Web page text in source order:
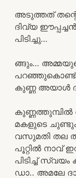
അടുത്തത്
ദിവ്യ
പിടിച്ചു…
ങ്ങും…
പറഞ്ഞുകൊണ്ട്
കുണ്ണ അയാൾ
കുണ്ണത്തുമ്പിൽ
മകളുടെ
വസുമതി തല
പൂറ്റിൽ നാവ്
പിടിച്ച്
ഡാ.. അമലേ ദാ